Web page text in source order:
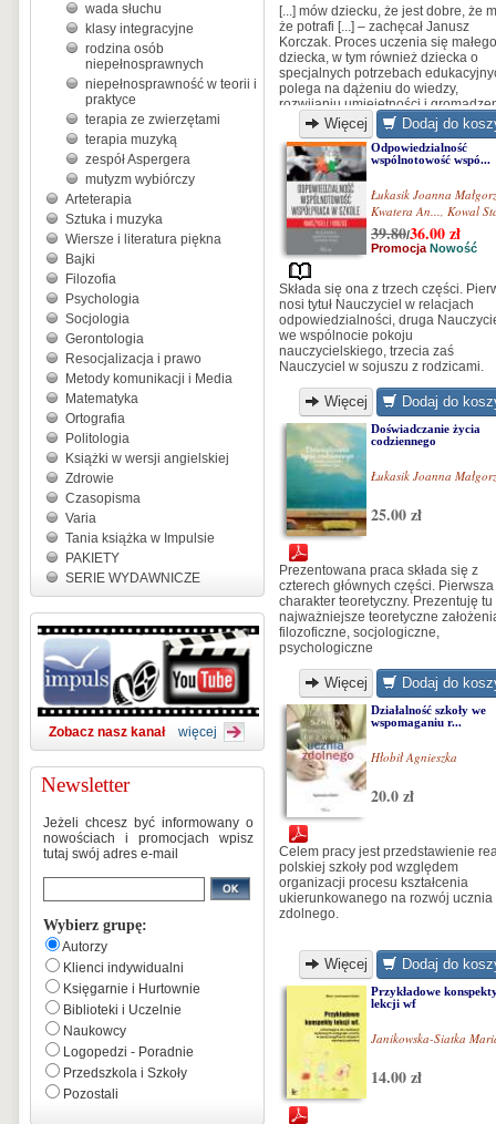
wada słuchu
klasy integracyjne
rodzina osób
niepełnosprawnych
niepełnosprawność w teorii i
praktyce
terapia ze zwierzętami
terapia muzyką
zespół Aspergera
mutyzm wybiórczy
Arteterapia
Sztuka i muzyka
Wiersze i literatura piękna
Bajki
Filozofia
Psychologia
Socjologia
Gerontologia
Resocjalizacja i prawo
Metody komunikacji i Media
Matematyka
Ortografia
Politologia
Książki w wersji angielskiej
Zdrowie
Czasopisma
Varia
Tania książka w Impulsie
PAKIETY
SERIE WYDAWNICZE
Zobacz nasz kanał więcej
Newsletter
Jeżeli chcesz być informowany o
nowościach i promocjach wpisz
tutaj swój adres e-mail
Wybierz grupę:
Autorzy
Klienci indywidualni
Księgarnie i Hurtownie
Biblioteki i Uczelnie
Naukowcy
Logopedzi - Poradnie
Przedszkola i Szkoły
Pozostali
[...] mów dziecku, że jest dobre, że
że potrafi [...] – zachęcał Janusz
Korczak. Proces uczenia się małego
dziecka, w tym również dziecka o
specjalnych potrzebach
polega na dążeniu do wiedzy,
rozwijaniu umiejętności i
doświadczeń. Każde dziecko musi
określone miejsce w
swoje prawa i obowiązki, w tym
do rozwoju, który dorośli powinni
wspomagać...
Więcej Dodaj do
Odpowiedzialność
wspólnotowość wspó...
Łukasik Joanna
Kwatera An..., Kowal
39.80/36.00zł
Promocja Nowość
Składa się ona z trzech części.
nosi tytuł Nauczyciel w relacjach
odpowiedzialności, druga
we wspólnocie pokoju
nauczycielskiego, trzecia zaś
Nauczyciel w sojuszu z rodzicami.
Więcej Dodaj do
Doświadczanie życia
codziennego
Łukasik Joanna
25.00 zł
Prezentowana praca składa się z
czterech głównych części.
charakter teoretyczny. Prezentuję tu
najważniejsze teoretyczne
filozoficzne, socjologiczne,
psychologiczne
Więcej Dodaj do
Działalność szkoły we
wspomaganiu r...
Hłobił Agnieszka
20.0 zł
Celem pracy jest przedstawienie
polskiej szkoły pod względem
organizacji procesu kształcenia
ukierunkowanego na rozwój ucznia
zdolnego.
Więcej Dodaj do
Przykładowe
lekcji wf
Janikowska-Siatka
14.00 zł